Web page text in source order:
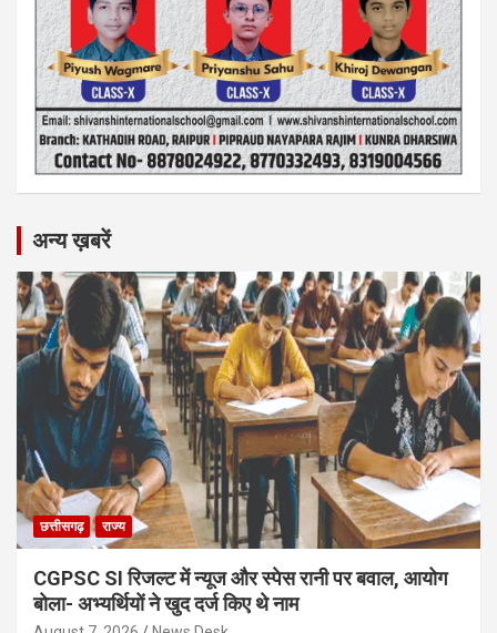
अन्य ख़बरें
छत्तीसगढ़ राज्य
CGPSC SI रिजल्ट में न्यूज और स्पेस रानी पर बवाल, आयोग
बोला- अभ्यर्थियों ने खुद दर्ज किए थे नाम